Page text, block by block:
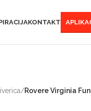
KONTAKT
/Rovere Virginia